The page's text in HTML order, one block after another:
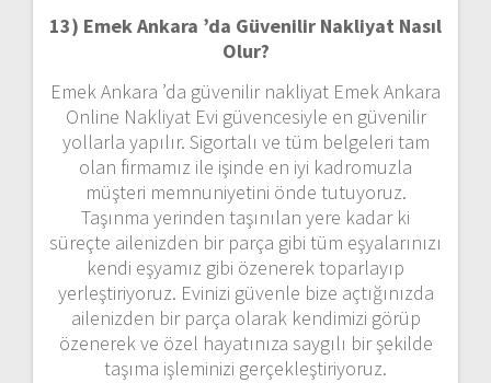
13) Emek Ankara ’da Güvenilir Nakliyat Nasıl
Olur?
Emek Ankara ’da güvenilir nakliyat Emek Ankara
Online Nakliyat Evi güvencesiyle en güvenilir
yollarla yapılır. Sigortalı ve tüm belgeleri tam
olan firmamız ile işinde en iyi kadromuzla
müşteri memnuniyetini önde tutuyoruz.
Taşınma yerinden taşınılan yere kadar ki
süreçte ailenizden bir parça gibi tüm eşyalarınızı
kendi eşyamız gibi özenerek toparlayıp
yerleştiriyoruz. Evinizi güvenle bize açtığınızda
ailenizden bir parça olarak kendimizi görüp
özenerek ve özel hayatınıza saygılı bir şekilde
taşıma işleminizi gerçekleştiriyoruz.